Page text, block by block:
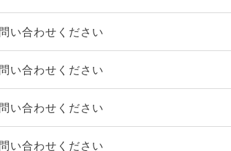
い合わせください
い合わせください
い合わせください
い合わせください